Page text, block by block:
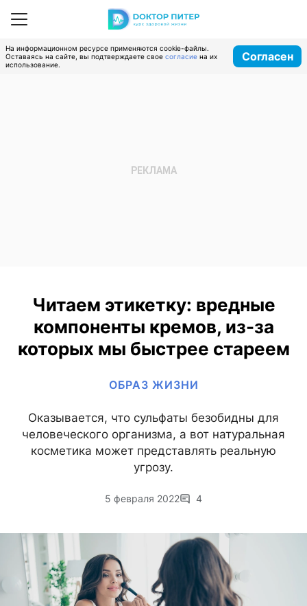
На информационном ресурсе применяются cookie-файлы.
Оставаясь на сайте, вы подтверждаете свое согласие на их
использование.
Согласен
Читаем этикетку: вредные
компоненты кремов, из-за
которых мы быстрее стареем
ОБРАЗ ЖИЗНИ
Оказывается, что сульфаты безобидны для
человеческого организма, а вот натуральная
косметика может представлять реальную
угрозу.
5 февраля 2022 4